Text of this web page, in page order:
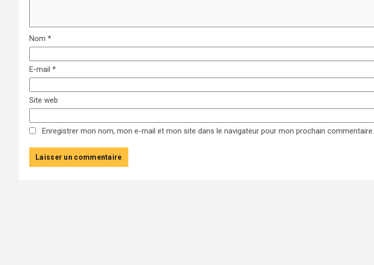
Nom *
E-mail *
Site web
Enregistrer mon nom, mon e-mail et mon site dans le navigateur pour mon prochain commentaire.